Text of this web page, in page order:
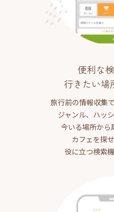
便利な
行きたい場
旅行前の情報収集
ジャンル、ハッ
今いる場所から
カフェを探
役に立つ検索